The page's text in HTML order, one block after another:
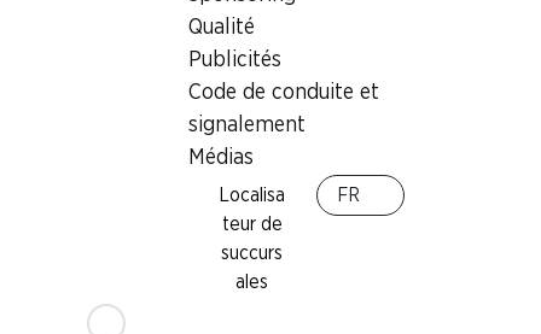
Qualité
Publicités
Code de conduite et
signalement
Médias
Localisa
teur de
succurs
ales
FR
Newsletter